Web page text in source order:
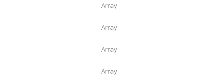
Array
Array
Array
Array